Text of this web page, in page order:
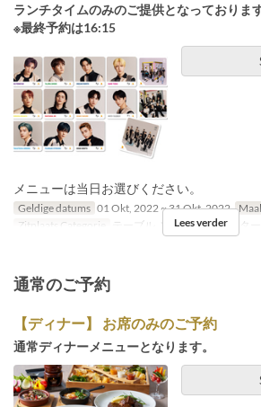
ランチタイムのみのご提供となっております
※最終予約は16:15
メニューは当日お選びください。
Geldige datums 01 Okt, 2022 ~ 31 Okt, 2022
Zitplaats Categorie
テーブル, ソファー, カウンター
Lees verder
通常のご予約
【ディナー】 お席のみのご予約
通常ディナーメニューとなります。